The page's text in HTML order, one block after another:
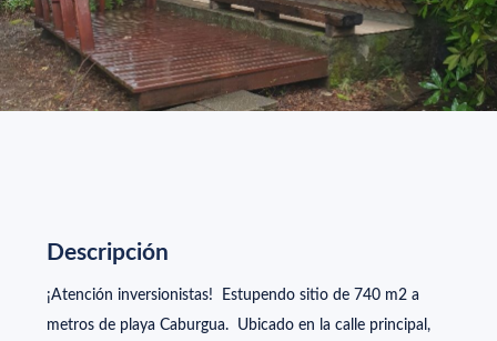
Temuco
Precio UF
7000
Cotizar
Descripción
¡Atención inversionistas! Estupendo sitio de 740 m2 a
metros de playa Caburgua. Ubicado en la calle principal,